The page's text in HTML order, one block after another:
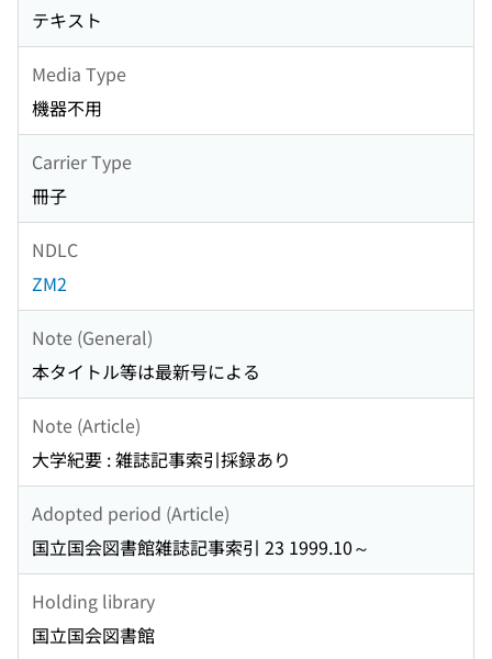
テキスト
Media Type
機器不用
Carrier Type
冊子
NDLC
ZM2
Note (General)
本タイトル等は最新号による
Note (Article)
大学紀要 : 雑誌記事索引採録あり
Adopted period (Article)
国立国会図書館雑誌記事索引 23 1999.10～
Holding library
国立国会図書館